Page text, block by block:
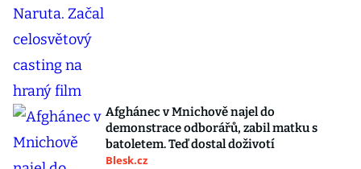
Afghánec v Mnichově najel do
demonstrace odborářů, zabil matku s
batoletem. Teď dostal doživotí
Blesk.cz